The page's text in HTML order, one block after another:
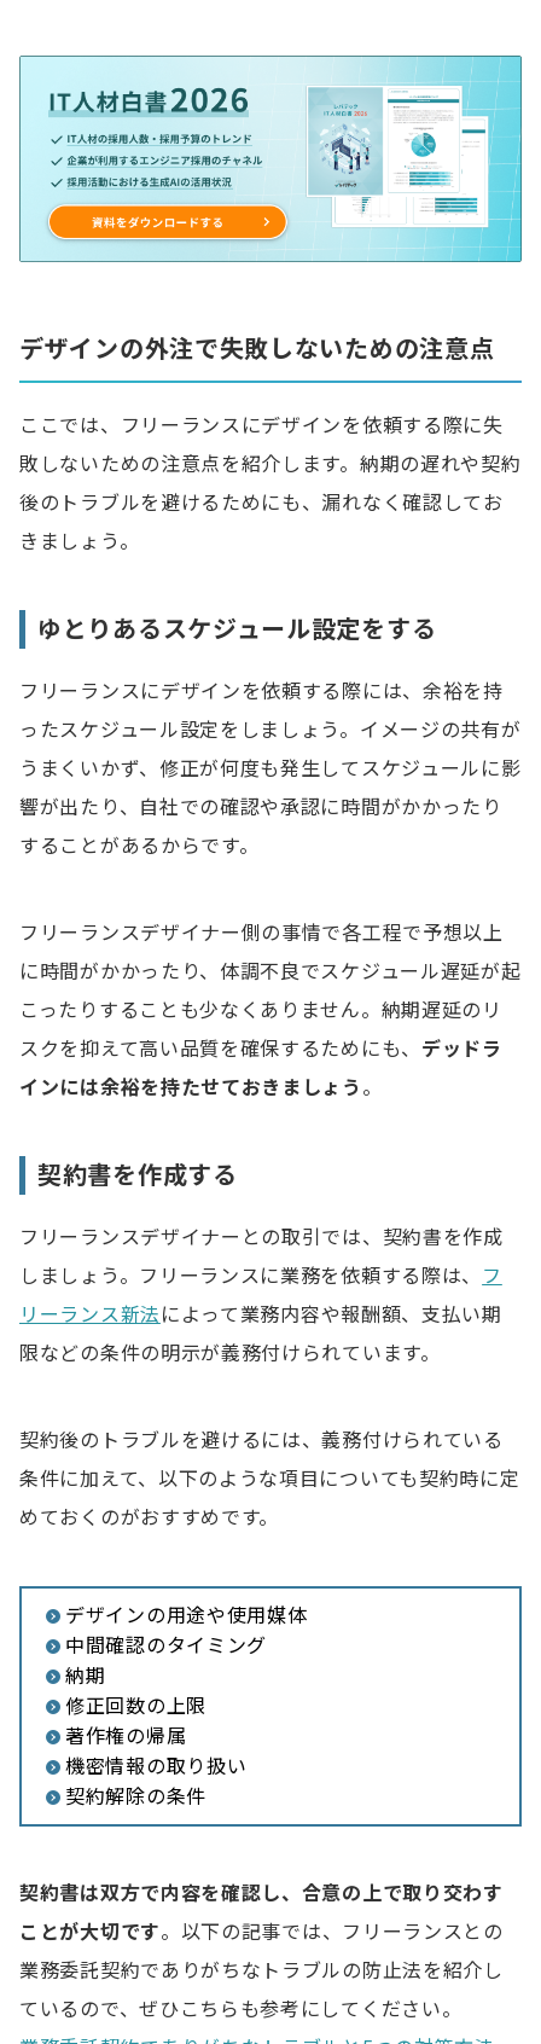
デザインの外注で失敗しないための注意点
ここでは、フリーランスにデザインを依頼する際に失
敗しないための注意点を紹介します。納期の遅れや契約
後のトラブルを避けるためにも、漏れなく確認してお
きましょう。
ゆとりあるスケジュール設定をする
フリーランスにデザインを依頼する際には、余裕を持
ったスケジュール設定をしましょう。イメージの共有が
うまくいかず、修正が何度も発生してスケジュールに影
響が出たり、自社での確認や承認に時間がかかったり
することがあるからです。
フリーランスデザイナー側の事情で各工程で予想以上
に時間がかかったり、体調不良でスケジュール遅延が起
こったりすることも少なくありません。納期遅延のリ
スクを抑えて高い品質を確保するためにも、 デッドラ
インには余裕を持たせておきましょう 。
契約書を作成する
フリーランスデザイナーとの取引では、契約書を作成
しましょう。フリーランスに業務を依頼する際は、 フ
リーランス新法 によって業務内容や報酬額、支払い期
限などの条件の明示が義務付けられています。
契約後のトラブルを避けるには、義務付けられている
条件に加えて、以下のような項目についても契約時に定
めておくのがおすすめです。
デザインの用途や使用媒体
中間確認のタイミング
納期
修正回数の上限
著作権の帰属
機密情報の取り扱い
契約解除の条件
契約書は双方で内容を確認し、合意の上で取り交わす
ことが大切です。以下の記事では、フリーランスとの
業務委託契約でありがちなトラブルの防止法を紹介し
ているので、ぜひこちらも参考にしてください。